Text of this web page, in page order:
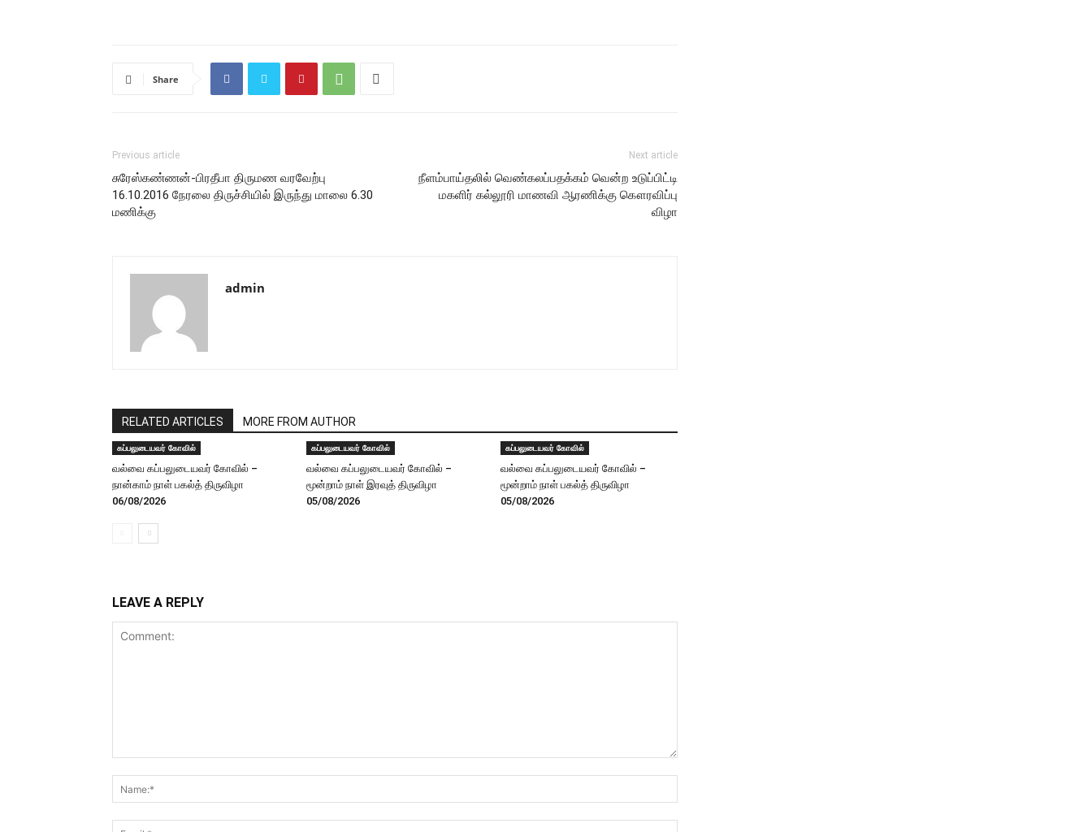
Share
Previous article
சுரேஸ்கண்ணன்-பிரதீபா திருமண வரவேற்பு
16.10.2016 நேரலை திருச்சியில் இருந்து மாலை 6.30
மணிக்கு
Next article
நீளம்பாய்தலில் வெண்கலப்பதக்கம் வென்ற உடுப்பிட்டி
மகளிர் கல்லூரி மாணவி ஆரணிக்கு கௌரவிப்பு
விழா
admin
RELATED ARTICLES MORE FROM AUTHOR
கப்பலுடையவர் கோவில்
வல்வை கப்பலுடையவர் கோவில் –
நான்காம் நாள் பகல்த் திருவிழா
06/08/2026
கப்பலுடையவர் கோவில்
வல்வை கப்பலுடையவர் கோவில் –
மூன்றாம் நாள் இரவுத் திருவிழா
05/08/2026
கப்பலுடையவர் கோவில்
வல்வை கப்பலுடையவர் கோவில் –
மூன்றாம் நாள் பகல்த் திருவிழா
05/08/2026
LEAVE A REPLY